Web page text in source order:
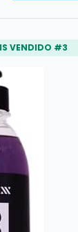
VENDIDO #3